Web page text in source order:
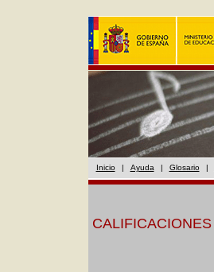
Inicio | Ayuda | Glosario |
CALIFICACIONES